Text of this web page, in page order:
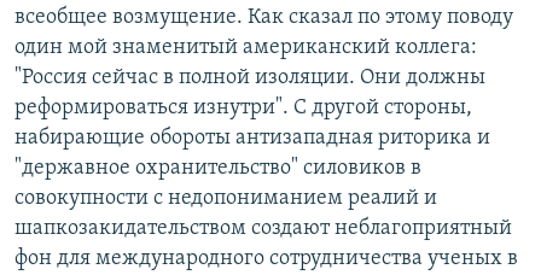
всеобщее возмущение. Как сказал по этому поводу
один мой знаменитый американский коллега:
"Россия сейчас в полной изоляции. Они должны
реформироваться изнутри". С другой стороны,
набирающие обороты антизападная риторика и
"державное охранительство" силовиков в
совокупности с недопониманием реалий и
шапкозакидательством создают неблагоприятный
фон для международного сотрудничества ученых в